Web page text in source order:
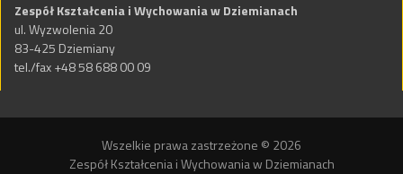
Zespół Kształcenia i Wychowania w Dziemianach
ul. Wyzwolenia 20
83-425 Dziemiany
tel./fax +48 58 688 00 09
Wszelkie prawa zastrzeżone © 2026
Zespół Kształcenia i Wychowania w Dziemianach